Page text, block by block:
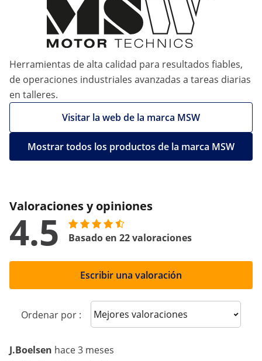
Herramientas de alta calidad para resultados fiables,
de operaciones industriales avanzadas a tareas diarias
en talleres.
Visitar la web de la marca MSW
Mostrar todos los productos de la marca MSW
Valoraciones y opiniones
4.5 Basado en 22 valoraciones
Escribir una valoración
Ordenar por : Sort reviews
J.Boelsen hace 3 meses